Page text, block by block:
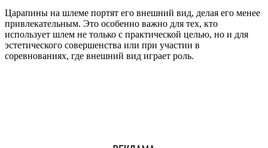
Царапины на шлеме портят его внешний вид, делая его менее
привлекательным. Это особенно важно для тех, кто
использует шлем не только с практической целью, но и для
эстетического совершенства или при участии в
соревнованиях, где внешний вид играет роль.